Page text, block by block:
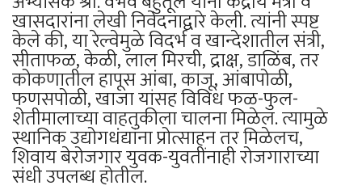
खासदारांना लेखी निवेदनाद्वारे केली. त्यांनी स्पष्ट
केले की, या रेल्वेमुळे विदर्भ व खान्देशातील संत्री,
सीताफळ, केळी, लाल मिरची, द्राक्ष, डाळिंब, तर
कोकणातील हापूस आंबा, काजू, आंबापोळी,
फणसपोळी, खाजा यांसह विविध फळ-फुल-
शेतीमालाच्या वाहतुकीला चालना मिळेल. त्यामुळे
स्थानिक उद्योगधंद्यांना प्रोत्साहन तर मिळेलच,
शिवाय बेरोजगार युवक-युवतींनाही रोजगाराच्या
संधी उपलब्ध होतील.